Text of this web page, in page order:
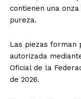
contienen una
pureza.
Las piezas forman
autorizada
Oficial de la
de 2026.